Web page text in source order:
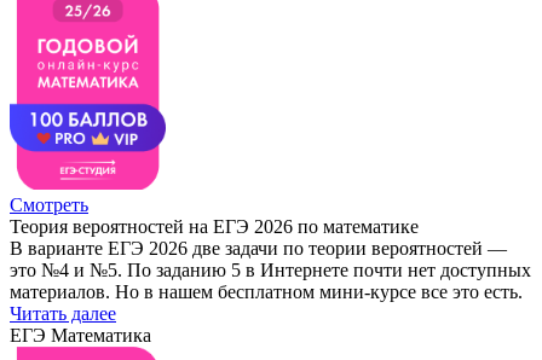
Смотреть
Теория вероятностей на ЕГЭ 2026 по математике
В варианте ЕГЭ 2026 две задачи по теории вероятностей —
это №4 и №5. По заданию 5 в Интернете почти нет доступных
материалов. Но в нашем бесплатном мини-курсе все это есть.
Читать далее
ЕГЭ Математика